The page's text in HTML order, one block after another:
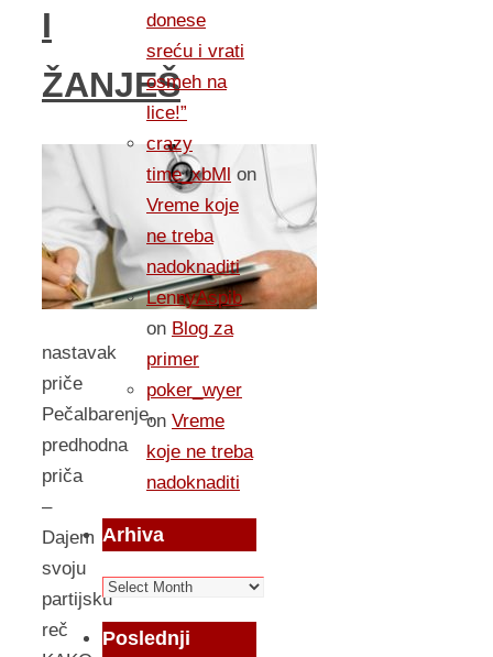
I
ŽANJEŠ
nastavak
priče
Pečalbarenje,
predhodna
priča
–
Dajem
svoju
partijsku
reč
donese
sreću i vrati
osmeh na
lice!”
crazy
time_xbMl on
Vreme koje
ne treba
nadoknaditi
LennyAspib
on Blog za
primer
poker_wyer
on Vreme
koje ne treba
nadoknaditi
Arhiva
Arhiva
Poslednji